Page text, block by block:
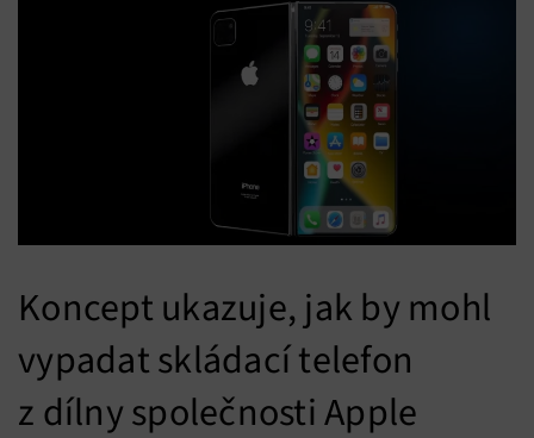
Koncept ukazuje, jak by mohl
vypadat skládací telefon
z dílny společnosti Apple